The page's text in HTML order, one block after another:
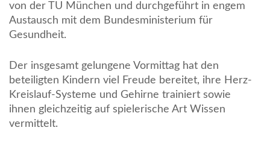
von der TU München und durchgeführt in engem
Austausch mit dem Bundesministerium für
Gesundheit.
Der insgesamt gelungene Vormittag hat den
beteiligten Kindern viel Freude bereitet, ihre Herz-
Kreislauf-Systeme und Gehirne trainiert sowie
ihnen gleichzeitig auf spielerische Art Wissen
vermittelt.